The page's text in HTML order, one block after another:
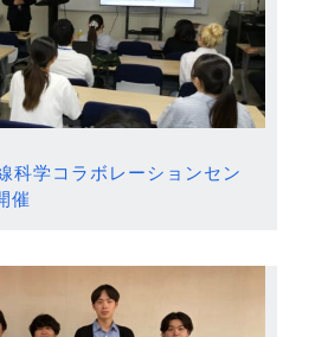
科学コラボレーションセン
催